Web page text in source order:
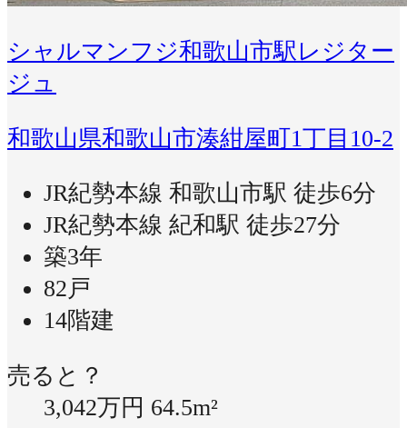
シャルマンフジ和歌山市駅レジター
ジュ
和歌山県和歌山市湊紺屋町1丁目10-2
JR紀勢本線 和歌山市駅 徒歩6分
JR紀勢本線 紀和駅 徒歩27分
築3年
82戸
14階建
売ると？
3,042万円 64.5m²